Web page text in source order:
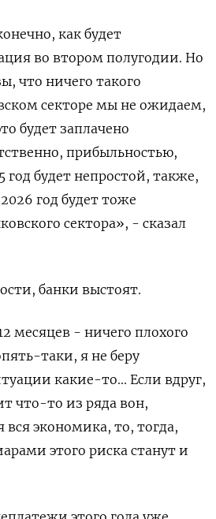
как будет
во втором полугодии. Но
что ничего такого
секторе мы не ожидаем,
будет заплачено
прибыльностью,
будет непростой, также,
год будет тоже
сектора», - сказал
банки выстоят.
месяцев - ничего плохого
таки, я не беру
какие-то... Если вдруг,
что-то из ряда вон,
экономика, то, тогда,
этого риска станут и